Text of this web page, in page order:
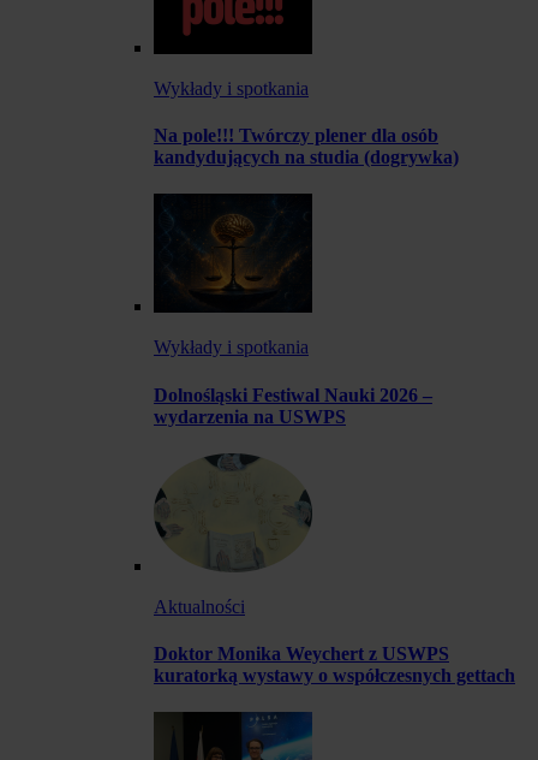
Wykłady i spotkania
Na pole!!! Twórczy plener dla osób
kandydujących na studia (dogrywka)
Wykłady i spotkania
Dolnośląski Festiwal Nauki 2026 –
wydarzenia na USWPS
Aktualności
Doktor Monika Weychert z USWPS
kuratorką wystawy o współczesnych gettach